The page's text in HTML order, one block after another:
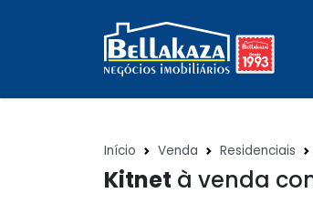
Início Venda Residenciais
Kitnet à venda